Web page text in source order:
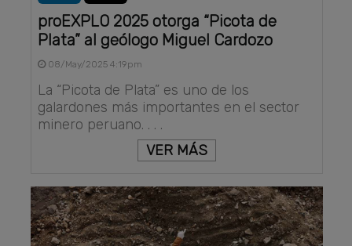
proEXPLO 2025 otorga “Picota de
Plata” al geólogo Miguel Cardozo
08/May/2025 4:19pm
La “Picota de Plata” es uno de los
galardones más importantes en el sector
minero peruano. . . .
VER MÁS